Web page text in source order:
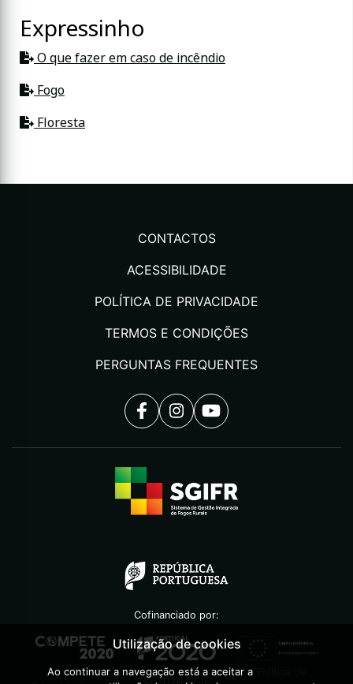
Expressinho
O que fazer em caso de incêndio
Fogo
Floresta
CONTACTOS
ACESSIBILIDADE
POLÍTICA DE PRIVACIDADE
TERMOS E CONDIÇÕES
PERGUNTAS FREQUENTES
Cofinanciado por:
©2026 AGIF
Utilização de cookies
Ao continuar a navegação está a aceitar a